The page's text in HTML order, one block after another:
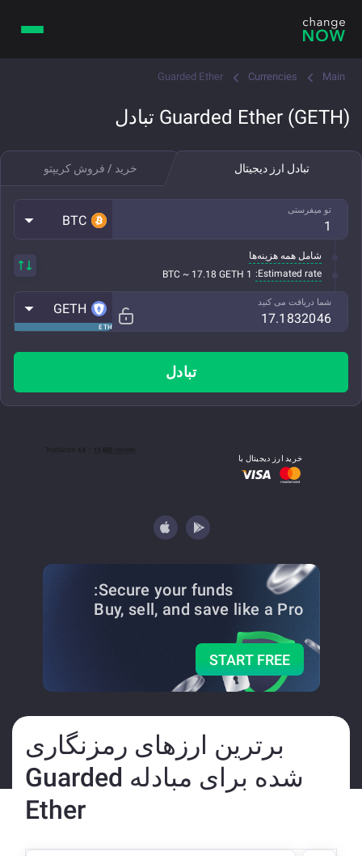
Main
Currencies
Guarded Ether
Guarded Ether (GETH) تبادل
تبادل ارز دیجیتال خرید / فروش کریپتو
تو میفرستی
BTC
شامل همه هزینه‌ها
Estimated rate:
1 BTC ~ 17.18 GETH
شما دریافت می کنید
ETH
GETH
تبادل
خرید ارز دیجیتال با
Secure your funds:
Buy, sell, and save like a Pro
START FREE
برترین ارزهای رمزنگاری
شده برای مبادله Guarded
Ether